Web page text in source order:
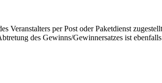
Veranstalters per Post oder Paketdienst
des Gewinns/Gewinnersatzes ist